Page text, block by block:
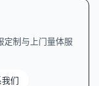
定制与上门量体服
们